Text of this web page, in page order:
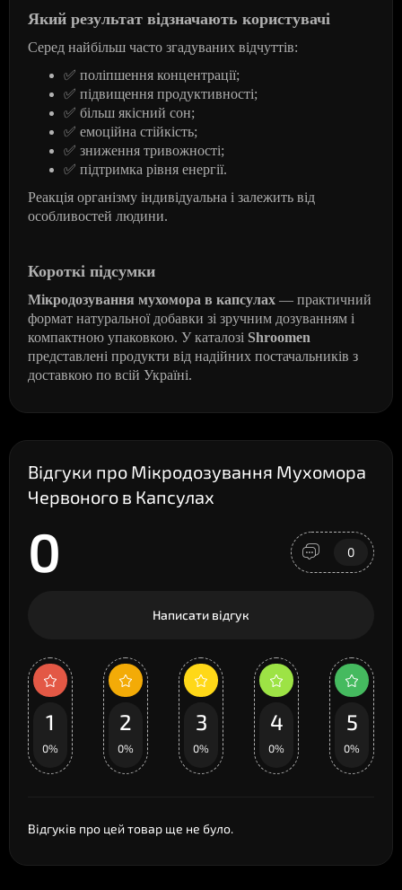
Який результат відзначають користувачі
Серед найбільш часто згадуваних відчуттів:
✅ поліпшення концентрації;
✅ підвищення продуктивності;
✅ більш якісний сон;
✅ емоційна стійкість;
✅ зниження тривожності;
✅ підтримка рівня енергії.
Реакція організму індивідуальна і залежить від
особливостей людини.
Короткі підсумки
Мікродозування мухомора в капсулах — практичний
формат натуральної добавки зі зручним дозуванням і
компактною упаковкою. У каталозі Shroomen
представлені продукти від надійних постачальників з
доставкою по всій Україні.
Відгуки про Мікродозування Мухомора
Червоного в Капсулах
0 0
Написати відгук
1
0%
2
0%
3
0%
4
0%
5
0%
Відгуків про цей товар ще не було.